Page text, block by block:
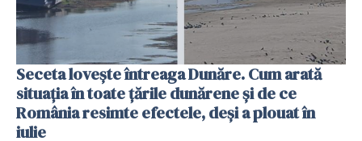
Seceta lovește întreaga Dunăre. Cum arată
situația în toate țările dunărene și de ce
România resimte efectele, deși a plouat în
iulie